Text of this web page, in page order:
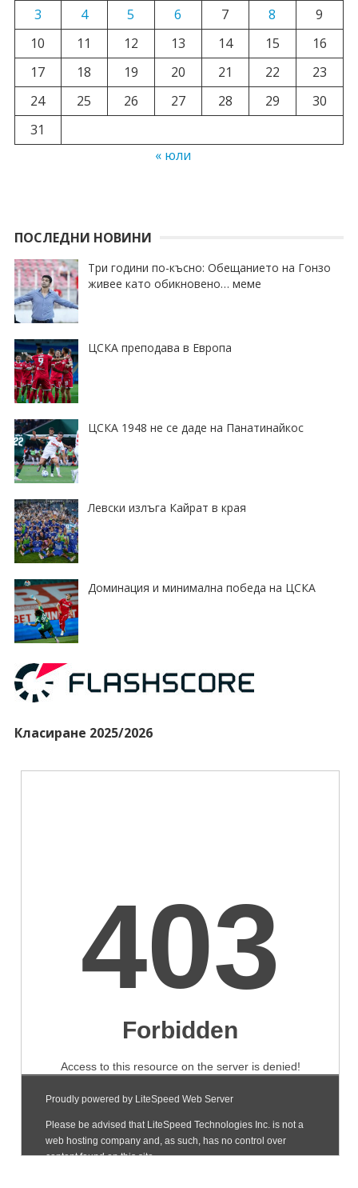
3
4 5 6 7 8
9
10
11 12 13 14 15
16
17
18 19 20 21 22
23
24
25 26 27 28 29
30
31
« юли
ПОСЛЕДНИ НОВИНИ
Три години по-късно: Обещанието на Гонзо
живее като обикновено… меме
ЦСКА преподава в Европа
ЦСКА 1948 не се даде на Панатинайкос
Левски излъга Кайрат в края
Доминация и минимална победа на ЦСКА
Класиране 2025/2026